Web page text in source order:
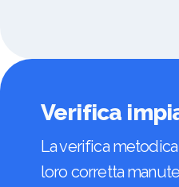
Verifica
La verifica
loro corretta